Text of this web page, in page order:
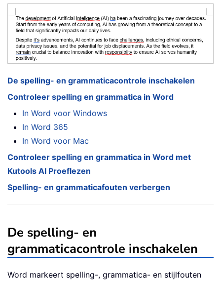
De spelling- en grammaticacontrole inschakelen
Controleer spelling en grammatica in Word
In Word voor Windows
In Word 365
In Word voor Mac
Controleer spelling en grammatica in Word met
Kutools AI Proeflezen
Spelling- en grammaticafouten verbergen
De spelling- en
grammaticacontrole inschakelen
Word markeert spelling-, grammatica- en stijlfouten